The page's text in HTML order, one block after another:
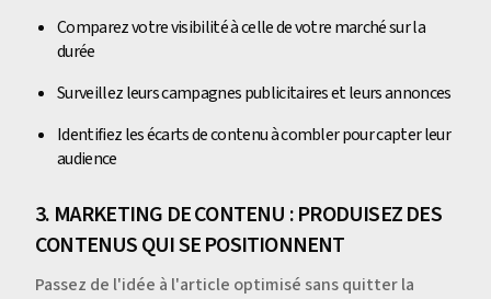
Comparez votre visibilité à celle de votre marché sur la
durée
Surveillez leurs campagnes publicitaires et leurs annonces
Identifiez les écarts de contenu à combler pour capter leur
audience
3. MARKETING DE CONTENU : PRODUISEZ DES
CONTENUS QUI SE POSITIONNENT
Passez de l'idée à l'article optimisé sans quitter la